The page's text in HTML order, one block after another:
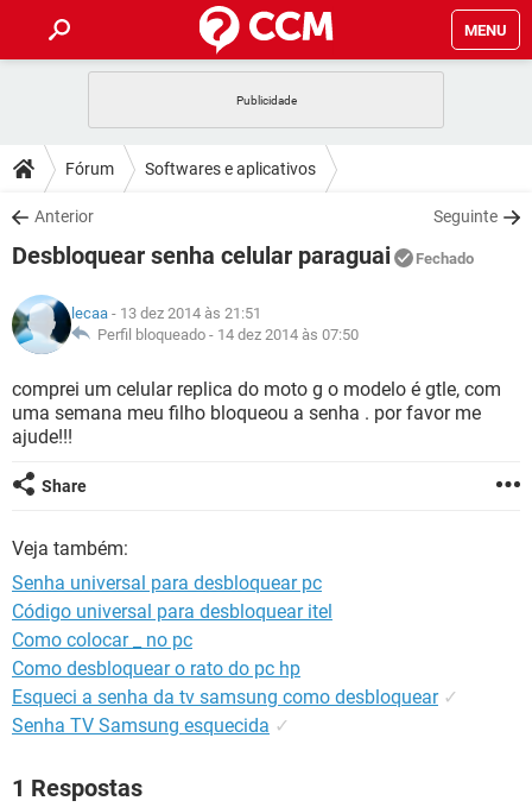
MENU
CELULAR FACEBOOK
OUTLOOK
INSTAGRAM GMAIL
GUIA DE COMPRAS
DICAS
JOGOS WHATSAPP
INSTAGRAM
GUIA DE COMPRAS
DOWNLOADS
JOGOS WHATSAPP
CELULAR
OUTLOOK EXCEL
INSTAGRAM
GUIA DE COMPRAS
JOGOS
CELULAR
OUTLOOK EXCEL
INSTAGRAM
GUIA DE COMPRAS
GLOSSÁRIO
CELULAR FACEBOOK
INSTAGRAM
GUIA DE COMPRAS
Fórum Softwares e aplicativos
Anterior Seguinte
Desbloquear senha celular paraguai Fechado
lecaa - 13 dez 2014 às 21:51
Perfil bloqueado - 14 dez 2014 às 07:50
comprei um celular replica do moto g o modelo é gtle, com
uma semana meu filho bloqueou a senha . por favor me
ajude!!!
Share
Veja também:
Senha universal para desbloquear pc
Código universal para desbloquear itel
Como colocar _ no pc
Como desbloquear o rato do pc hp
Esqueci a senha da tv samsung como desbloquear ✓
Senha TV Samsung esquecida ✓
1 Respostas